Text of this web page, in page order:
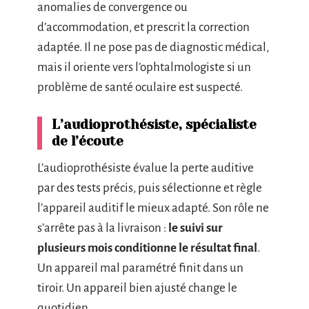
anomalies de convergence ou
d’accommodation, et prescrit la correction
adaptée. Il ne pose pas de diagnostic médical,
mais il oriente vers l’ophtalmologiste si un
problème de santé oculaire est suspecté.
L’audioprothésiste, spécialiste
de l’écoute
L’audioprothésiste évalue la perte auditive
par des tests précis, puis sélectionne et règle
l’appareil auditif le mieux adapté. Son rôle ne
s’arrête pas à la livraison : le suivi sur
plusieurs mois conditionne le résultat final.
Un appareil mal paramétré finit dans un
tiroir. Un appareil bien ajusté change le